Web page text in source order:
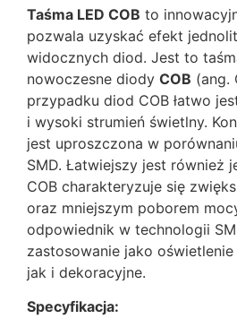
Taśma LED COB to
pozwala uzyskać efekt
widocznych diod. Jest to
nowoczesne diody COB (ang.
przypadku diod COB łatwo
i wysoki strumień świetlny.
jest uproszczona w
SMD. Łatwiejszy jest również
COB charakteryzuje się
oraz mniejszym poborem
odpowiednik w technologii
zastosowanie jako
jak i dekoracyjne.
Specyfikacja: